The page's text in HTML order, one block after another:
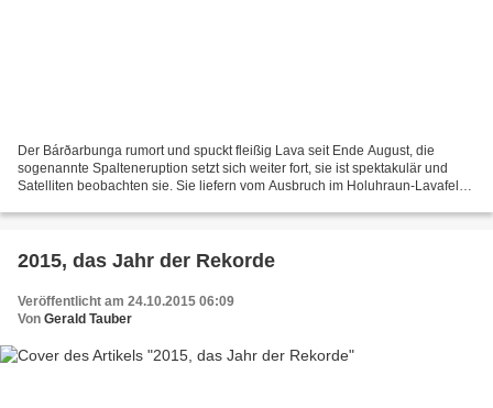
Der Bárðarbunga rumort und spuckt fleißig Lava seit Ende August, die
sogenannte Spalteneruption setzt sich weiter fort, sie ist spektakulär und
Satelliten beobachten sie. Sie liefern vom Ausbruch im Holuhraun-Lavafeld
2015, das Jahr der Rekorde
Veröffentlicht am 24.10.2015 06:09
Von Gerald Tauber